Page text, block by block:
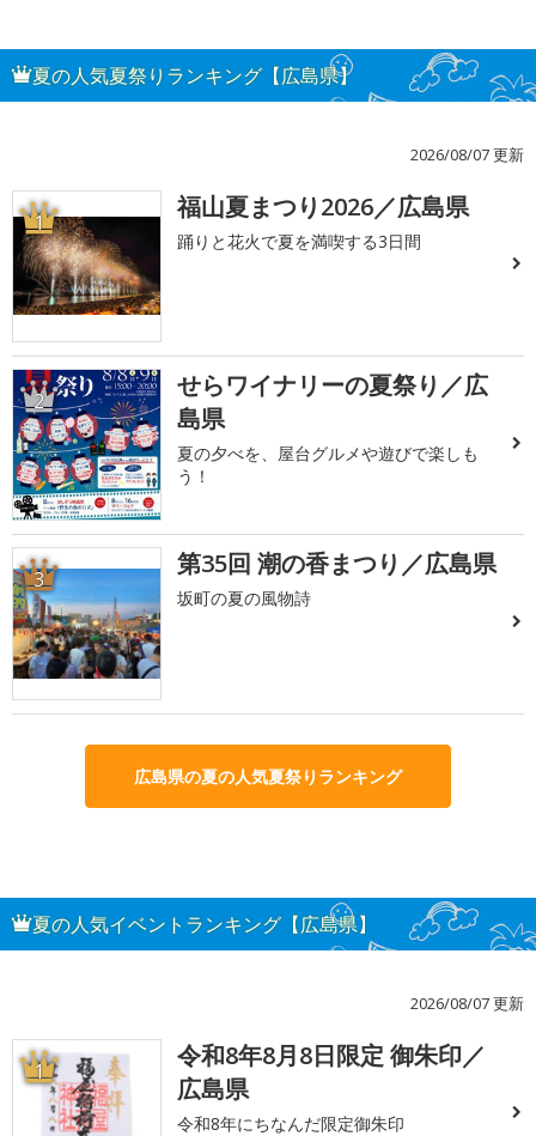
夏の人気夏祭りランキング【広島県】
2026/08/07 更新
1 福山夏まつり2026／広島県
踊りと花火で夏を満喫する3日間
2
せらワイナリーの夏祭り／広
島県
夏の夕べを、屋台グルメや遊びで楽しも
う！
3 第35回 潮の香まつり／広島県
坂町の夏の風物詩
広島県の夏の人気夏祭りランキング
夏の人気イベントランキング【広島県】
2026/08/07 更新
1
令和8年8月8日限定 御朱印／
広島県
令和8年にちなんだ限定御朱印